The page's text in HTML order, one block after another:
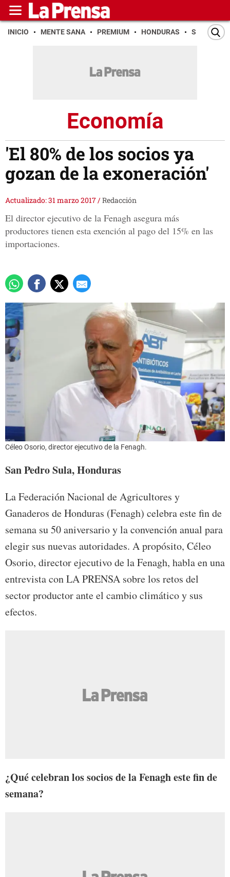
INICIO MENTE SANA PREMIUM HONDURAS SAN PEDRO
Economía
'El 80% de los socios ya
gozan de la exoneración'
Actualizado: 31 marzo 2017/Redacción
El director ejecutivo de la Fenagh asegura más
productores tienen esta exención al pago del 15% en las
importaciones.
Céleo Osorio, director ejecutivo de la Fenagh.
San Pedro Sula, Honduras
La Federación Nacional de Agricultores y
Ganaderos de Honduras (Fenagh) celebra este fin de
semana su 50 aniversario y la convención anual para
elegir sus nuevas autoridades. A propósito, Céleo
Osorio, director ejecutivo de la Fenagh, habla en una
entrevista con LA PRENSA sobre los retos del
sector productor ante el cambio climático y sus
efectos.
¿Qué celebran los socios de la Fenagh este fin de
semana?